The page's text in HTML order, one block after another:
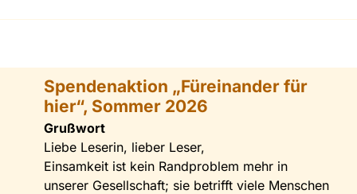
Spendenaktion „Füreinander für
hier“, Sommer 2026
Grußwort
Liebe Leserin, lieber Leser,
Einsamkeit ist kein Randproblem mehr in
unserer Gesellschaft; sie betrifft viele Menschen